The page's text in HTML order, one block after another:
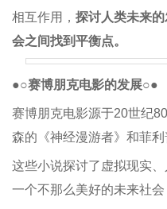
相互作用， 探讨人类未来
会之间找到平衡点。
●○赛博朋克电影的发展○●
赛博朋克电影源于20世纪
森的《神经漫游者》和菲利
这些小说探讨了虚拟现实
一个不那么美好的未来社